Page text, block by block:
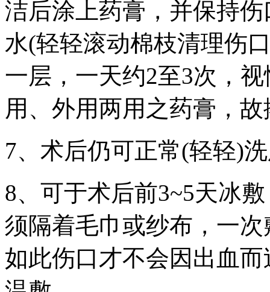
洁后涂上药膏，并保持
水(轻轻滚动棉枝清理伤
一层，一天约2至3次，
用、外用两用之药膏，
7、术后仍可正常(轻轻)
8、可于术后前3~5天冰
须隔着毛巾或纱布，一
如此伤口才不会因出血